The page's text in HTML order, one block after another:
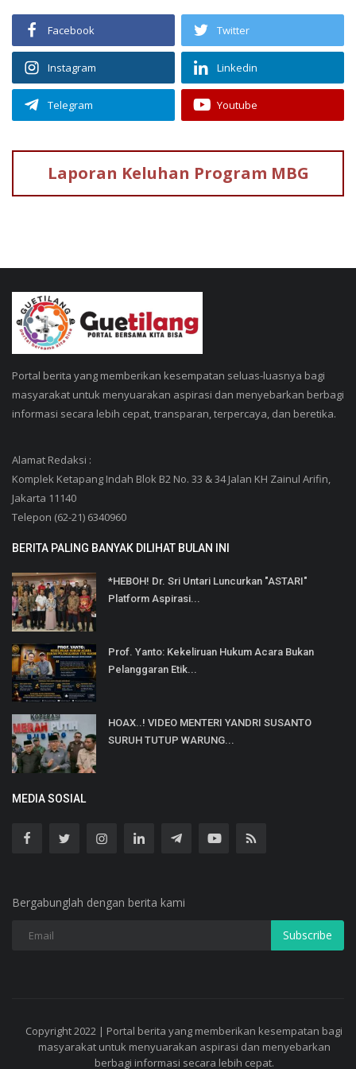
Facebook Twitter
Instagram Linkedin
Telegram Youtube
Laporan Keluhan Program MBG
Portal berita yang memberikan kesempatan seluas-luasnya bagi
masyarakat untuk menyuarakan aspirasi dan menyebarkan berbagi
informasi secara lebih cepat, transparan, terpercaya, dan beretika.
Alamat Redaksi :
Komplek Ketapang Indah Blok B2 No. 33 & 34 Jalan KH Zainul Arifin,
Jakarta 11140
Telepon (62-21) 6340960
BERITA PALING BANYAK DILIHAT BULAN INI
*HEBOH! Dr. Sri Untari Luncurkan "ASTARI"
Platform Aspirasi...
Prof. Yanto: Kekeliruan Hukum Acara Bukan
Pelanggaran Etik...
HOAX..! VIDEO MENTERI YANDRI SUSANTO
SURUH TUTUP WARUNG...
MEDIA SOSIAL
Bergabunglah dengan berita kami
Subscribe
Copyright 2022 | Portal berita yang memberikan kesempatan bagi
masyarakat untuk menyuarakan aspirasi dan menyebarkan
berbagi informasi secara lebih cepat.